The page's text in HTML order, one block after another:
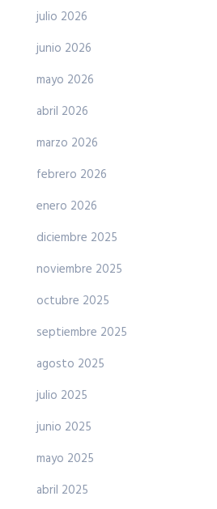
julio 2026
junio 2026
mayo 2026
abril 2026
marzo 2026
febrero 2026
enero 2026
diciembre 2025
noviembre 2025
octubre 2025
septiembre 2025
agosto 2025
julio 2025
junio 2025
mayo 2025
abril 2025